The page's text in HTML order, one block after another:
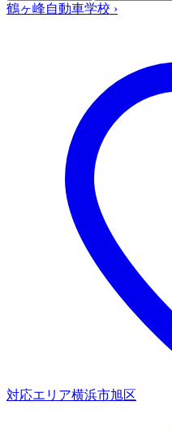
鶴ヶ峰自動車学校 ›
対応エリア横浜市旭区